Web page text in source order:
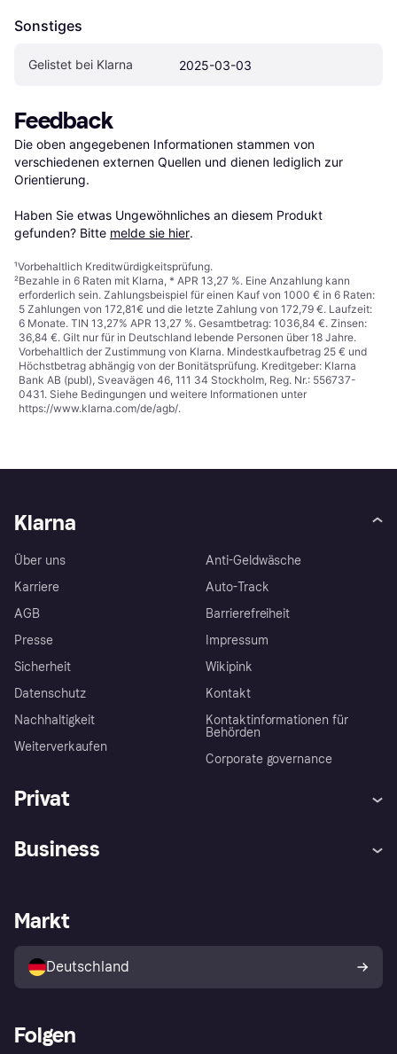
Sonstiges
Gelistet bei Klarna 2025-03-03
Feedback
Die oben angegebenen Informationen stammen von
verschiedenen externen Quellen und dienen lediglich zur
Orientierung.
Haben Sie etwas Ungewöhnliches an diesem Produkt
gefunden? Bitte melde sie hier.
¹Vorbehaltlich Kreditwürdigkeitsprüfung.
²Bezahle in 6 Raten mit Klarna, * APR 13,27 %. Eine Anzahlung kann
erforderlich sein. Zahlungsbeispiel für einen Kauf von 1000 € in 6 Raten:
5 Zahlungen von 172,81€ und die letzte Zahlung von 172,79 €. Laufzeit:
6 Monate. TIN 13,27% APR 13,27 %. Gesamtbetrag: 1036,84 €. Zinsen:
36,84 €. Gilt nur für in Deutschland lebende Personen über 18 Jahre.
Vorbehaltlich der Zustimmung von Klarna. Mindestkaufbetrag 25 € und
Höchstbetrag abhängig von der Bonitätsprüfung. Kreditgeber: Klarna
Bank AB (publ), Sveavägen 46, 111 34 Stockholm, Reg. Nr.: 556737-
0431. Siehe Bedingungen und weitere Informationen unter
https://www.klarna.com/de/agb/.
Klarna
Über uns
Karriere
AGB
Presse
Sicherheit
Datenschutz
Nachhaltigkeit
Weiterverkaufen
Anti-Geldwäsche
Auto-Track
Barrierefreiheit
Impressum
Wikipink
Kontakt
Kontaktinformationen für
Behörden
Corporate governance
Privat
Klarna App
Shops entdecken
Käuferschutzrichtlinie
Dein Widerrufsrecht
Business
Händlerportal
Markt
Deutschland
Folgen